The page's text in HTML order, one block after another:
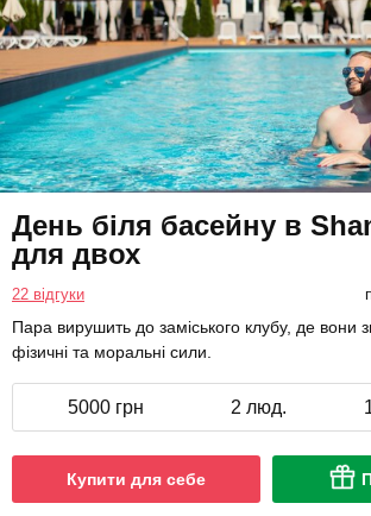
День біля басейну в
для двох
22 відгуки
Пара вирушить до заміського клубу, де вони
фізичні та моральні сили.
5000 грн 2 люд.
Купити для себе